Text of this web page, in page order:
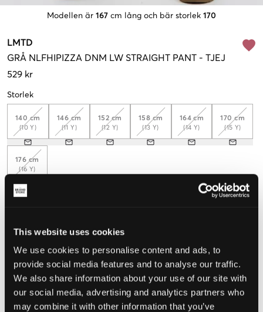
This website uses cookies
We use cookies to personalise content and ads, to
provide social media features and to analyse our traffic.
We also share information about your use of our site with
our social media, advertising and analytics partners who
may combine it with other information that you’ve
Modellen är 167 cm lång och bär storlek 170
LMTD
GRÅ NLFHIPIZZA DNM LW STRAIGHT PANT - TJEJ
529 kr
Storlek
140 cm
(10 Y)
146 cm
(11 Y)
152 cm
(12 Y)
158 cm
(13 Y)
164 cm
(14 Y)
170 cm
(15 Y)
176 cm
(16 Y)
STORLEKSGUIDE
VÄLJ STORLEK